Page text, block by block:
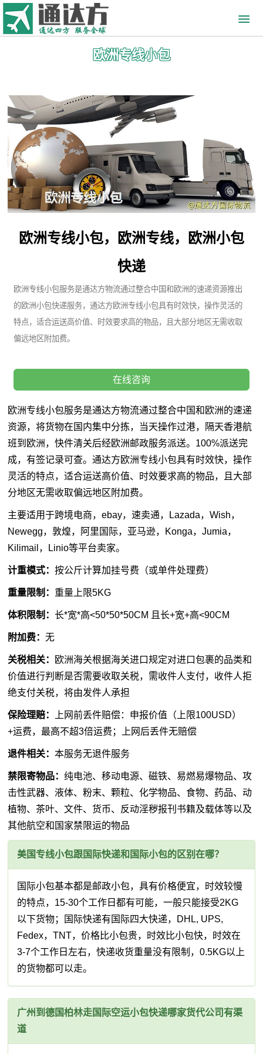
欧洲专线小包
欧洲专线小包，欧洲专线，欧洲小包
快递
欧洲专线小包服务是通达方物流通过整合中国和欧洲的速递资源推出
的欧洲小包快递服务，通达方欧洲专线小包具有时效快，操作灵活的
特点，适合运送高价值、时效要求高的物品，且大部分地区无需收取
偏远地区附加费。
在线咨询
欧洲专线小包服务是通达方物流通过整合中国和欧洲的速递
资源，将货物在国内集中分拣，当天操作过港，隔天香港航
班到欧洲，快件清关后经欧洲邮政服务派送。100%派送完
成，有签记录可查。通达方欧洲专线小包具有时效快，操作
灵活的特点，适合运送高价值、时效要求高的物品，且大部
分地区无需收取偏远地区附加费。
主要适用于跨境电商，ebay，速卖通，Lazada，Wish，
Newegg，敦煌，阿里国际，亚马逊，Konga，Jumia，
Kilimail，Linio等平台卖家。
计重模式：按公斤计算加挂号费（或单件处理费）
重量限制： 重量上限5KG
体积限制：长*宽*高<50*50*50CM 且长+宽+高<90CM
附加费：无
关税相关： 欧洲海关根据海关进口规定对进口包裹的品类和
价值进行判断是否需要收取关税，需收件人支付，收件人拒
绝支付关税，将由发件人承担
保险理赔：
上网前丢件赔偿：申报价值（上限100USD）
+运费，最高不超3倍运费；上网后丢件无赔偿
退件相关：本服务无退件服务
禁限寄物品：纯电池、移动电源、磁铁、易燃易爆物品、攻
击性武器、液体、粉末、颗粒、化学物品、食物、药品、动
植物、茶叶、文件、货币、反动淫秽报刊书籍及载体等以及
其他航空和国家禁限运的物品
美国专线小包跟国际快递和国际小包的区别在哪？
国际小包基本都是邮政小包，具有价格便宜，时效较慢
的特点，15-30个工作日都有可能，一般只能接受2KG
以下货物；国际快递有国际四大快递，DHL, UPS,
Fedex，TNT，价格比小包贵，时效比小包快，时效在
3-7个工作日左右，快递收货重量没有限制，0.5KG以上
的货物都可以走。
广州到德国柏林走国际空运小包快递哪家货代公司有渠
道